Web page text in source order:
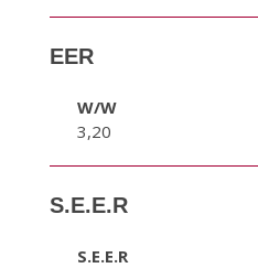
EER
W/W
3,20
S.E.E.R
S.E.E.R